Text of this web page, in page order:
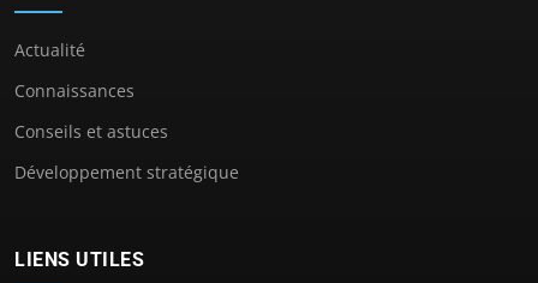
Actualité
Connaissances
Conseils et astuces
Développement stratégique
LIENS UTILES